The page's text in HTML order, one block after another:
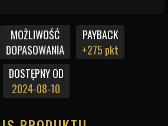
MOŻLIWOŚĆ
DOPASOWANIA
PAYBACK
+275 pkt
DOSTĘPNY OD
2024-08-10